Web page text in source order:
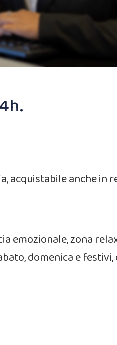
acquistabile anche in
emozionale, zona
domenica e